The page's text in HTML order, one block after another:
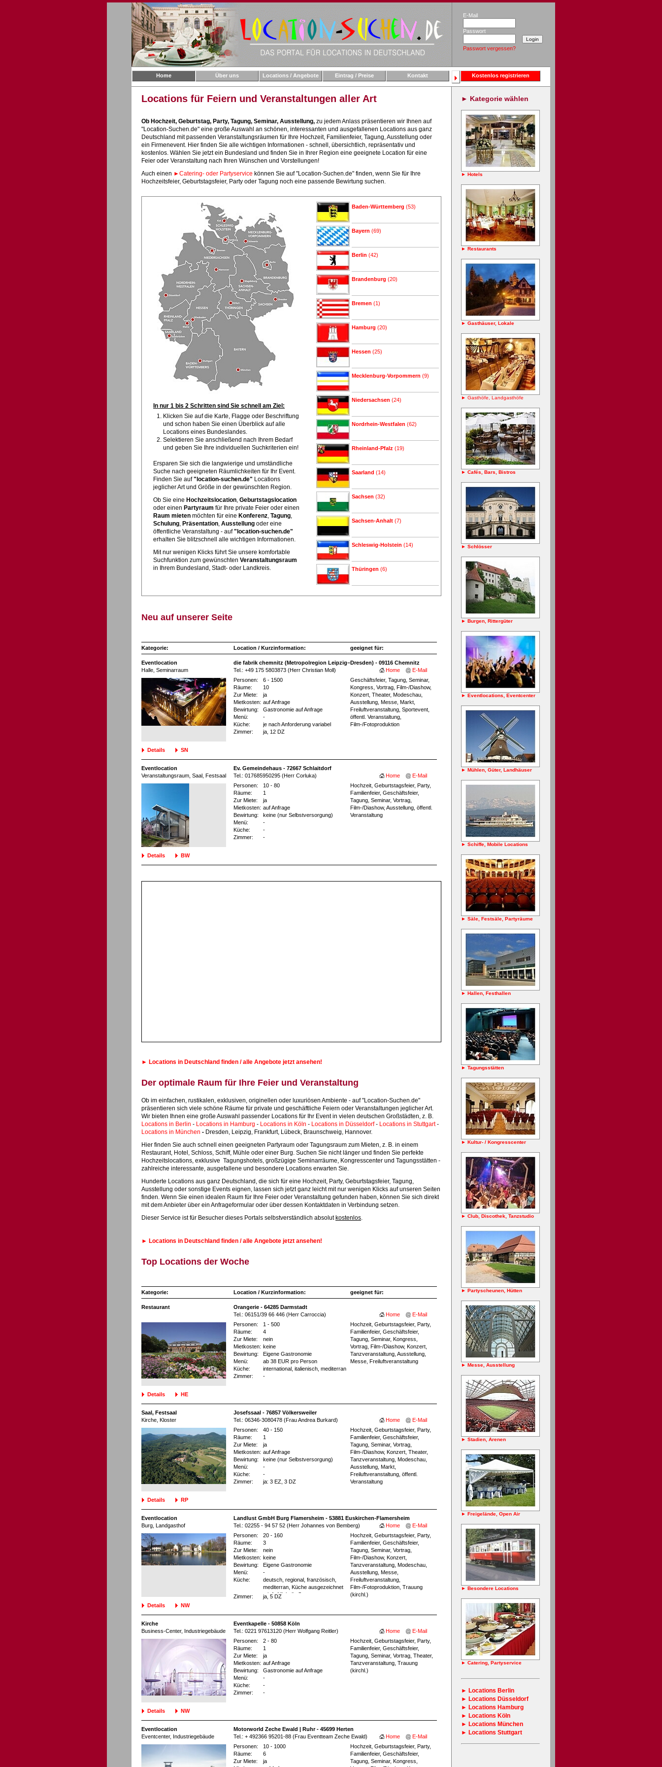
E-Mail
Passwort
Passwort vergessen?
Home Über uns Locations / Angebote Eintrag / Preise Kontakt Kostenlos registrieren
Locations für Feiern und Veranstaltungen aller Art
Ob Hochzeit, Geburtstag, Party, Tagung, Seminar, Ausstellung, zu jedem Anlass präsentieren wir Ihnen auf
"Location-Suchen.de" eine große Auswahl an schönen, interessanten und ausgefallenen Locations aus ganz
Deutschland mit passenden Veranstaltungsräumen für Ihre Hochzeit, Familienfeier, Tagung, Ausstellung oder
ein Firmenevent. Hier finden Sie alle wichtigen Informationen - schnell, übersichtlich, repräsentativ und
kostenlos. Wählen Sie jetzt ein Bundesland und finden Sie in Ihrer Region eine geeignete Location für eine
Feier oder Veranstaltung nach Ihren Wünschen und Vorstellungen!
Auch einen ►Catering- oder Partyservice können Sie auf "Location-Suchen.de" finden, wenn Sie für Ihre
Hochzeitsfeier, Geburtstagsfeier, Party oder Tagung noch eine passende Bewirtung suchen.
In nur 1 bis 2 Schritten sind Sie schnell am Ziel:
Klicken Sie auf die Karte, Flagge oder Beschriftung
und schon haben Sie einen Überblick auf alle
Locations eines Bundeslandes.
Selektieren Sie anschließend nach Ihrem Bedarf
und geben Sie Ihre individuellen Suchkriterien ein!
Ersparen Sie sich die langwierige und umständliche
Suche nach geeigneten Räumlichkeiten für Ihr Event.
Finden Sie auf"location-suchen.de" Locations
jeglicher Art und Größe in der gewünschten Region.
Ob Sie eine Hochzeitslocation, Geburtstagslocation
oder einen Partyraum für Ihre private Feier oder einen
Raum mieten möchten für eine Konferenz, Tagung,
Schulung, Präsentation, Ausstellung oder eine
öffentliche Veranstaltung - auf"location-suchen.de"
erhalten Sie blitzschnell alle wichtigen Informationen.
Mit nur wenigen Klicks führt Sie unsere komfortable
Suchfunktion zum gewünschten Veranstaltungsraum
in Ihrem Bundesland, Stadt- oder Landkreis.
Baden-Württemberg (53)
Bayern (69)
Berlin (42)
Brandenburg (20)
Bremen (1)
Hamburg (20)
Hessen (25)
Mecklenburg-Vorpommern (9)
Niedersachsen (24)
Nordrhein-Westfalen (62)
Rheinland-Pfalz (19)
Saarland (14)
Sachsen (32)
Sachsen-Anhalt (7)
Schleswig-Holstein (14)
Thüringen (6)
Neu auf unserer Seite
Kategorie: Location / Kurzinformation: geeignet für:
Eventlocation
Halle , Seminarraum
die fabrik chemnitz (Metropolregion Leipzig–Dresden) - 09116 Chemnitz
Tel.: +49 175 5803873 (Herr Christian Moll)
Home E-Mail
Details SN
Personen:
6 - 1500
Räume:
10
Zur Miete:
ja
Mietkosten: auf Anfrage
Bewirtung:
Gastronomie auf Anfrage
Menü:
-
Küche:
je nach Anforderung variabel
Zimmer:
ja , 12 DZ
Geschäftsfeier, Tagung, Seminar,
Kongress, Vortrag, Film-/Diashow,
Konzert, Theater, Modeschau,
Ausstellung, Messe, Markt,
Freiluftveranstaltung, Sportevent,
öffentl. Veranstaltung,
Film-/Fotoproduktion
Eventlocation
Veranstaltungsraum , Saal, Festsaal
Ev. Gemeindehaus - 72667 Schlaitdorf
Tel.: 017685950295 (Herr Corluka)
Home E-Mail
Details BW
Personen:
10 - 80
Räume:
1
Zur Miete:
ja
Mietkosten: auf Anfrage
Bewirtung:
keine (nur Selbstversorgung)
Menü:
-
Küche:
-
Zimmer:
-
Hochzeit, Geburtstagsfeier, Party,
Familienfeier, Geschäftsfeier,
Tagung, Seminar, Vortrag,
Film-/Diashow, Ausstellung, öffentl.
Veranstaltung
► Locations in Deutschland finden / alle Angebote jetzt ansehen!
Der optimale Raum für Ihre Feier und Veranstaltung
Ob im einfachen, rustikalen, exklusiven, originellen oder luxuriösen Ambiente - auf "Location-Suchen.de"
präsentieren sich viele schöne Räume für private und geschäftliche Feiern oder Veranstaltungen jeglicher Art.
Wir bieten Ihnen eine große Auswahl passender Locations für Ihr Event in vielen deutschen Großstädten, z. B.
Locations in Berlin - Locations in Hamburg - Locations in Köln - Locations in Düsseldorf- Locations in Stuttgart-
Locations in München - Dresden, Leipzig, Frankfurt, Lübeck, Braunschweig, Hannover.
Hier finden Sie auch schnell einen geeigneten Partyraum oder Tagungsraum zum Mieten, z. B. in einem
Restaurant, Hotel, Schloss, Schiff, Mühle oder einer Burg. Suchen Sie nicht länger und finden Sie perfekte
Hochzeitslocations, exklusive Tagungshotels, großzügige Seminarräume, Kongresscenter und Tagungsstätten -
zahlreiche interessante, ausgefallene und besondere Locations erwarten Sie.
Hunderte Locations aus ganz Deutschland, die sich für eine Hochzeit, Party, Geburtstagsfeier, Tagung,
Ausstellung oder sonstige Events eignen, lassen sich jetzt ganz leicht mit nur wenigen Klicks auf unseren Seiten
finden. Wenn Sie einen idealen Raum für Ihre Feier oder Veranstaltung gefunden haben, können Sie sich direkt
mit dem Anbieter über ein Anfrageformular oder über dessen Kontaktdaten in Verbindung setzen.
Dieser Service ist für Besucher dieses Portals selbstverständlich absolut kostenlos.
► Locations in Deutschland finden / alle Angebote jetzt ansehen!
Top Locations der Woche
Kategorie: Location / Kurzinformation: geeignet für:
Restaurant
Orangerie - 64285 Darmstadt
Tel.: 06151/39 66 446 (Herr Carroccia)
Home E-Mail
Details HE
Personen:
1 - 500
Räume:
4
Zur Miete:
nein
Mietkosten: keine
Bewirtung:
Eigene Gastronomie
Menü:
ab 38 EUR pro Person
Küche:
international, italienisch, mediterran
Zimmer:
-
Hochzeit, Geburtstagsfeier, Party,
Familienfeier, Geschäftsfeier,
Tagung, Seminar, Kongress,
Vortrag, Film-/Diashow, Konzert,
Tanzveranstaltung, Ausstellung,
Messe, Freiluftveranstaltung
Saal, Festsaal
Kirche , Kloster
Josefssaal - 76857 Völkersweiler
Tel.: 06346-3080478 (Frau Andrea Burkard)
Home E-Mail
Details RP
Personen:
40 - 150
Räume:
1
Zur Miete:
ja
Mietkosten: auf Anfrage
Bewirtung:
keine (nur Selbstversorgung)
Menü:
-
Küche:
-
Zimmer:
ja: 3 EZ , 3 DZ
Hochzeit, Geburtstagsfeier, Party,
Familienfeier, Geschäftsfeier,
Tagung, Seminar, Vortrag,
Film-/Diashow, Konzert, Theater,
Tanzveranstaltung, Modeschau,
Ausstellung, Markt,
Freiluftveranstaltung, öffentl.
Veranstaltung
Eventlocation
Burg , Landgasthof
Landlust GmbH Burg Flamersheim - 53881 Euskirchen-Flamersheim
Tel.: 02255 - 94 57 52 (Herr Johannes von Bemberg)
Home E-Mail
Details NW
Personen:
20 - 160
Räume:
3
Zur Miete:
nein
Mietkosten: keine
Bewirtung:
Eigene Gastronomie
Menü:
-
Küche:
deutsch, regional, französisch,
mediterran, Küche ausgezeichnet
mit 1. Michelin Stern
Zimmer: ja , 5 DZ
Hochzeit, Geburtstagsfeier, Party,
Familienfeier, Geschäftsfeier,
Tagung, Seminar, Vortrag,
Film-/Diashow, Konzert,
Tanzveranstaltung, Modeschau,
Ausstellung, Messe,
Freiluftveranstaltung,
Film-/Fotoproduktion, Trauung
(kirchl.)
Kirche
Business-Center, Industriegebäude
Eventkapelle - 50858 Köln
Tel.: 0221 97613120 (Herr Wolfgang Reitler)
Home E-Mail
Details NW
Personen:
2 - 80
Räume:
1
Zur Miete:
ja
Mietkosten: auf Anfrage
Bewirtung:
Gastronomie auf Anfrage
Menü:
-
Küche:
-
Zimmer:
-
Hochzeit, Geburtstagsfeier, Party,
Familienfeier, Geschäftsfeier,
Tagung, Seminar, Vortrag, Theater,
Tanzveranstaltung, Trauung
(kirchl.)
Eventlocation
Eventcenter, Industriegebäude
Motorworld Zeche Ewald | Ruhr - 45699 Herten
Tel.: + 492366 95201-88 (Frau Eventteam Zeche Ewald)
Home
E-Mail
Personen:
10 - 1000
Räume:
6
Zur Miete:
ja
Hochzeit, Geburtstagsfeier, Party,
Familienfeier, Geschäftsfeier,
Tagung, Seminar, Kongress,
► Kategorie wählen
► Hotels
► Restaurants
► Gasthäuser, Lokale
► Gasthöfe, Landgasthöfe
► Cafés, Bars, Bistros
► Schlösser
► Burgen, Rittergüter
► Eventlocations, Eventcenter
► Mühlen, Güter, Landhäuser
► Schiffe, Mobile Locations
► Säle, Festsäle, Partyräume
► Hallen, Festhallen
► Tagungsstätten
► Kultur- / Kongresscenter
► Club, Discothek, Tanzstudio
► Partyscheunen, Hütten
► Messe, Ausstellung
► Stadien, Arenen
► Freigelände, Open Air
► Besondere Locations
► Catering, Partyservice
► Locations Berlin
► Locations Düsseldorf
► Locations Hamburg
► Locations Köln
► Locations München
► Locations Stuttgart